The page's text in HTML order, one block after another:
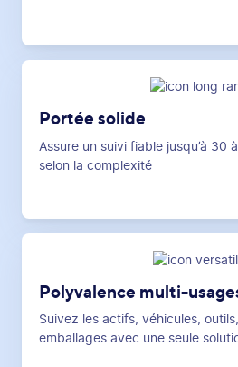
Portée solide
Assure un suivi fiable jusqu’à 30
selon la complexité
Polyvalence multi-
Suivez les actifs, véhicules,
emballages avec une seule